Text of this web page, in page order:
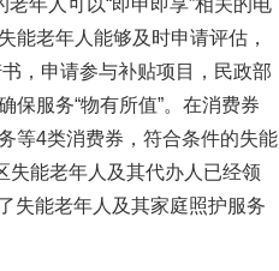
年人可以“即申即享”相关的电
能老年人能够及时申请评估，
，申请参与补贴项目，民政部
服务“物有所值”。在消费券
等4类消费券，符合条件的失能
失能老年人及其代办人已经领
失能老年人及其家庭照护服务
法官巧妙执行解纠纷